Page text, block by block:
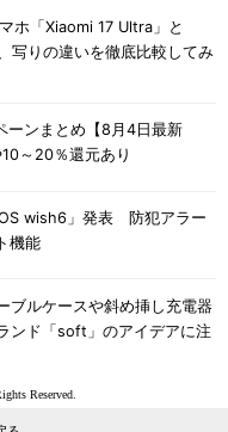
ホ「Xiaomi 17 Ultra」と
写りの違いを徹底比較してみ
ーンまとめ【8月4日最新
～20％還元あり
wish6」発表 防犯アラー
機能
ブルケースや斜め挿し充電器
ンド「soft」のアイデアに注
Reserved.